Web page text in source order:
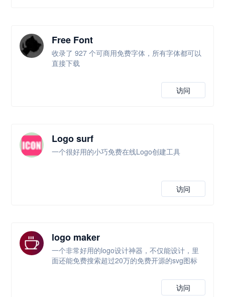
Free Font
收录了 927 个可商用免费字体，所有字体都可以
直接下载
访问
Logo surf
一个很好用的小巧免费在线Logo创建工具
访问
logo maker
一个非常好用的logo设计神器，不仅能设计，里
面还能免费搜索超过20万的免费开源的svg图标
访问